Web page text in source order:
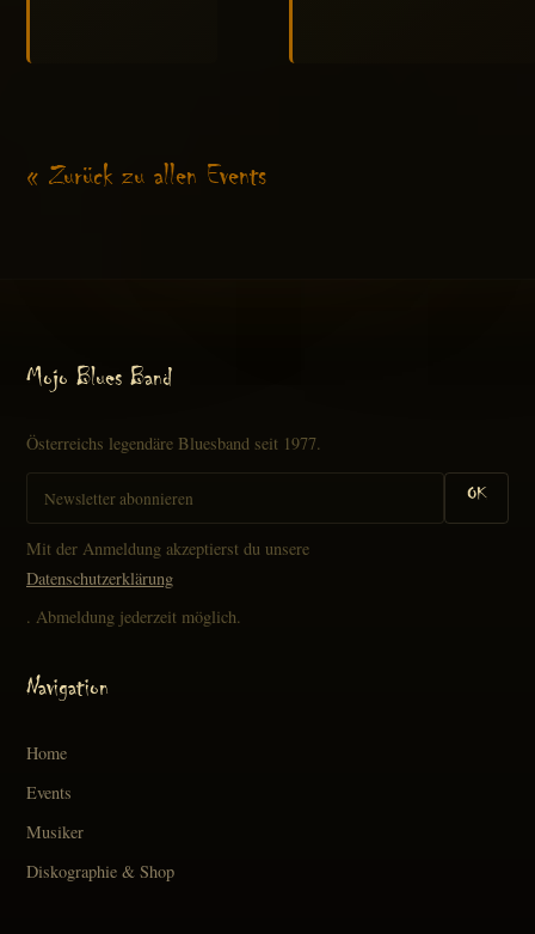
« Zurück zu allen Events
Mojo Blues Band
Österreichs legendäre Bluesband seit 1977.
OK
Mit der Anmeldung akzeptierst du unsere
Datenschutzerklärung
. Abmeldung jederzeit möglich.
Navigation
Home
Events
Musiker
Diskographie & Shop